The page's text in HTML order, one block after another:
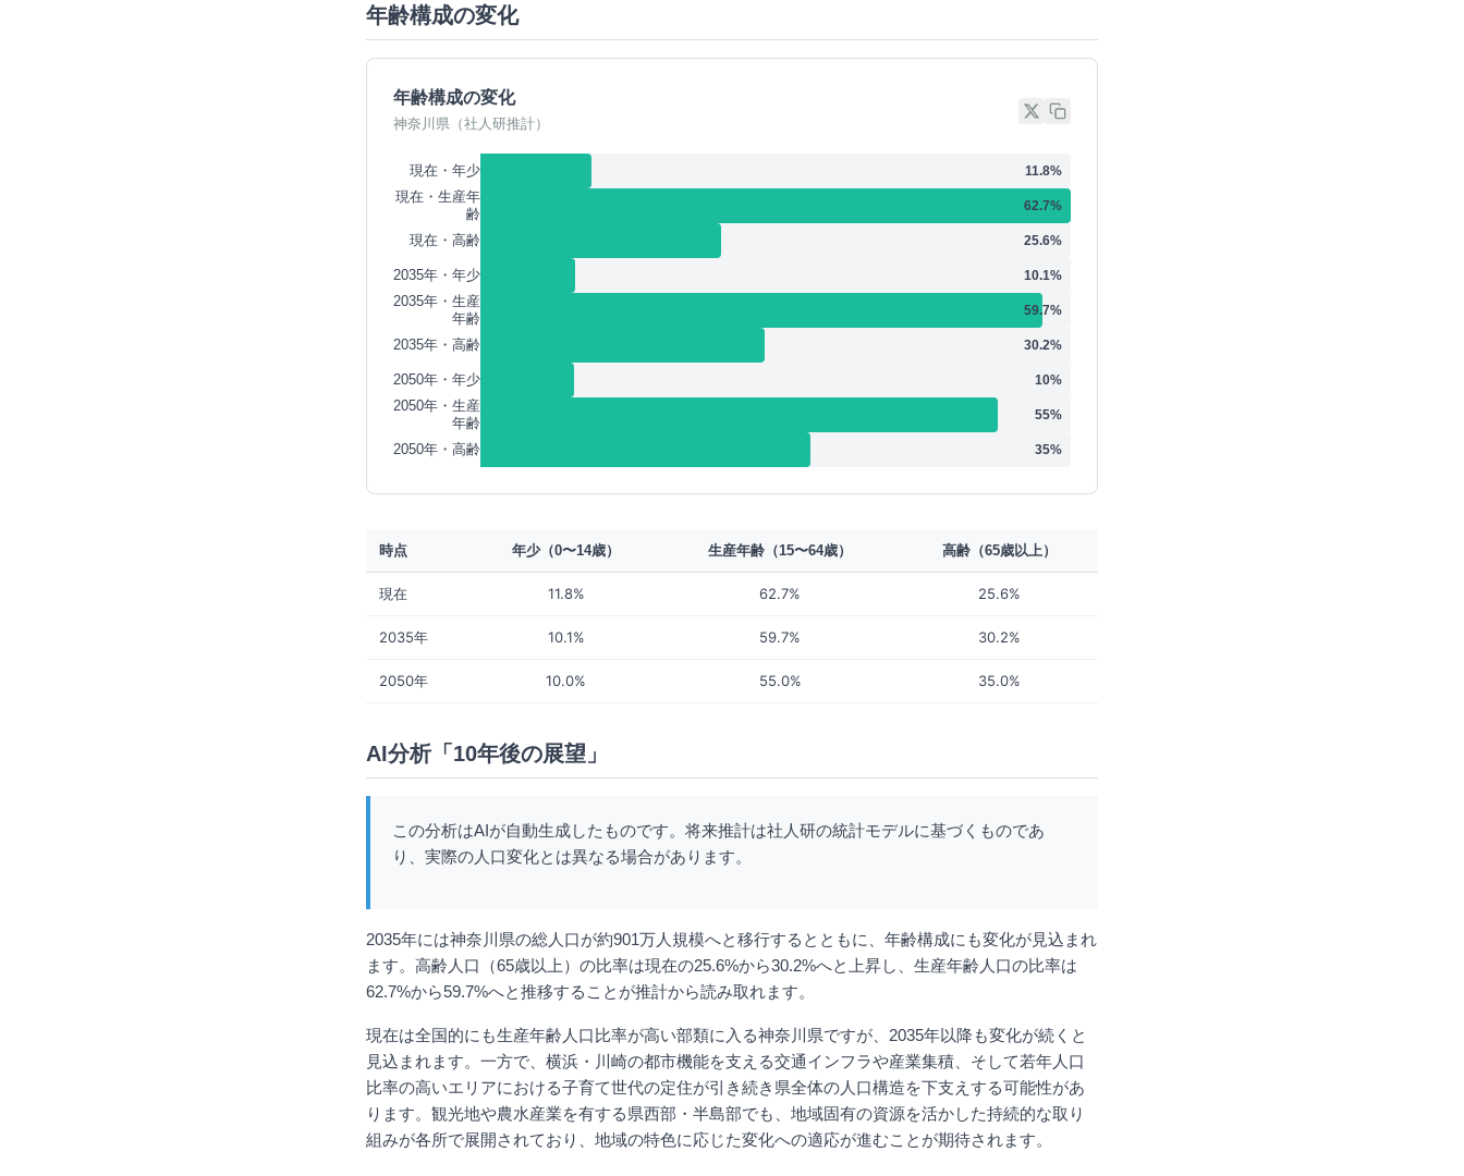
年齢構成の変化
年齢構成の変化
神奈川県（社人研推計）
現在・年少 11.8%
現在・生産年
齢
62.7%
現在・高齢 25.6%
2035年・年少 10.1%
2035年・生産
年齢
59.7%
2035年・高齢 30.2%
2050年・年少 10%
2050年・生産
年齢
55%
2050年・高齢 35%
時点 年少（0〜14歳） 生産年齢（15〜64歳） 高齢（65歳以上）
現在 11.8% 62.7% 25.6%
2035年 10.1% 59.7% 30.2%
2050年 10.0% 55.0% 35.0%
AI分析「10年後の展望」
この分析はAIが自動生成したものです。将来推計は社人研の統計モデルに基づくものであ
り、実際の人口変化とは異なる場合があります。
2035年には神奈川県の総人口が約901万人規模へと移行するとともに、年齢構成にも変化が見込まれ
ます。高齢人口（65歳以上）の比率は現在の25.6%から30.2%へと上昇し、生産年齢人口の比率は
62.7%から59.7%へと推移することが推計から読み取れます。
現在は全国的にも生産年齢人口比率が高い部類に入る神奈川県ですが、2035年以降も変化が続くと
見込まれます。一方で、横浜・川崎の都市機能を支える交通インフラや産業集積、そして若年人口
比率の高いエリアにおける子育て世代の定住が引き続き県全体の人口構造を下支えする可能性があ
ります。観光地や農水産業を有する県西部・半島部でも、地域固有の資源を活かした持続的な取り
組みが各所で展開されており、地域の特色に応じた変化への適応が進むことが期待されます。